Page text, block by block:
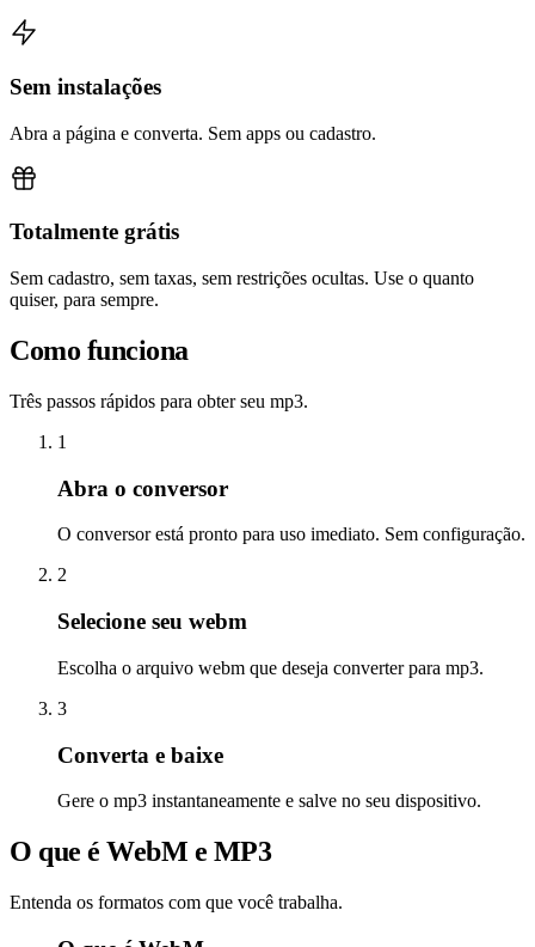
Sem instalações
Abra a página e converta. Sem apps ou cadastro.
Totalmente grátis
Sem cadastro, sem taxas, sem restrições ocultas. Use o quanto
quiser, para sempre.
Como funciona
Três passos rápidos para obter seu mp3.
1
Abra o conversor
O conversor está pronto para uso imediato. Sem configuração.
2
Selecione seu webm
Escolha o arquivo webm que deseja converter para mp3.
3
Converta e baixe
Gere o mp3 instantaneamente e salve no seu dispositivo.
O que é WebM e MP3
Entenda os formatos com que você trabalha.